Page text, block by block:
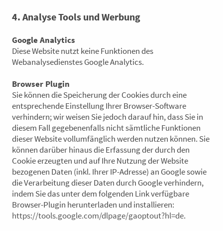
4. Analyse Tools und Werbung
Google Analytics
Diese Website nutzt keine Funktionen des
Webanalysedienstes Google Analytics.
Browser Plugin
Sie können die Speicherung der Cookies durch eine
entsprechende Einstellung Ihrer Browser-Software
verhindern; wir weisen Sie jedoch darauf hin, dass Sie in
diesem Fall gegebenenfalls nicht sämtliche Funktionen
dieser Website vollumfänglich werden nutzen können. Sie
können darüber hinaus die Erfassung der durch den
Cookie erzeugten und auf Ihre Nutzung der Website
bezogenen Daten (inkl. Ihrer IP-Adresse) an Google sowie
die Verarbeitung dieser Daten durch Google verhindern,
indem Sie das unter dem folgenden Link verfügbare
Browser-Plugin herunterladen und installieren:
https://tools.google.com/dlpage/gaoptout?hl=de.